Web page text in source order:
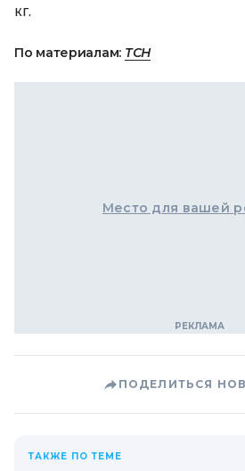
кг.
По материалам: ТСН
Место для вашей
ПОДЕЛИТЬСЯ
ТАКЖЕ ПО ТЕМЕ